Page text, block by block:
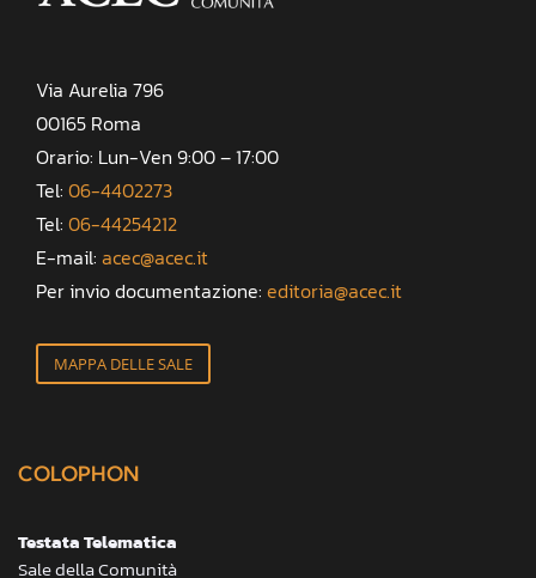
Via Aurelia 796
00165 Roma
Orario: Lun-Ven 9:00 – 17:00
Tel: 06-4402273
Tel: 06-44254212
E-mail: acec@acec.it
Per invio documentazione: editoria@acec.it
MAPPA DELLE SALE
COLOPHON
Testata Telematica
Sale della Comunità